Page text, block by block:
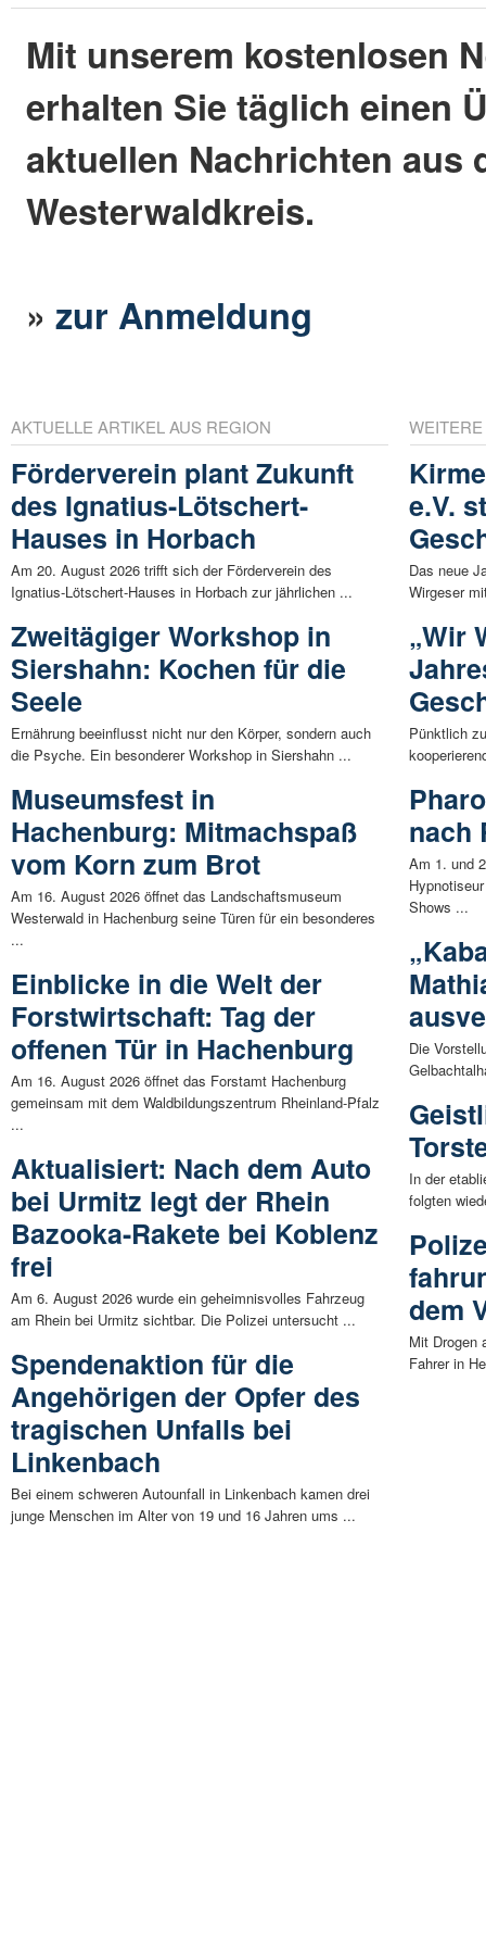
Mit unserem kostenlosen
erhalten Sie täglich einen
aktuellen Nachrichten aus
Westerwaldkreis.
»zur Anmeldung
AKTUELLE ARTIKEL AUS REGION
Förderverein plant Zukunft
des Ignatius-Lötschert-
Hauses in Horbach
Am 20. August 2026 trifft sich der Förderverein des
Ignatius-Lötschert-Hauses in Horbach zur jährlichen ...
Zweitägiger Workshop in
Siershahn: Kochen für die
Seele
Ernährung beeinflusst nicht nur den Körper, sondern auch
die Psyche. Ein besonderer Workshop in Siershahn ...
Museumsfest in
Hachenburg: Mitmachspaß
vom Korn zum Brot
Am 16. August 2026 öffnet das Landschaftsmuseum
Westerwald in Hachenburg seine Türen für ein besonderes
...
Einblicke in die Welt der
Forstwirtschaft: Tag der
offenen Tür in Hachenburg
Am 16. August 2026 öffnet das Forstamt Hachenburg
gemeinsam mit dem Waldbildungszentrum Rheinland-Pfalz
...
Aktualisiert: Nach dem Auto
bei Urmitz legt der Rhein
Bazooka-Rakete bei Koblenz
frei
Am 6. August 2026 wurde ein geheimnisvolles Fahrzeug
am Rhein bei Urmitz sichtbar. Die Polizei untersucht ...
Spendenaktion für die
Angehörigen der Opfer des
tragischen Unfalls bei
Linkenbach
Bei einem schweren Autounfall in Linkenbach kamen drei
junge Menschen im Alter von 19 und 16 Jahren ums ...
e.V.
Das neue
Wirgeser
„Wir
Pünktlich
nach
Am 1. und
Shows ...
Die
In der
folgten
dem
Mit Drogen
Fahrer in